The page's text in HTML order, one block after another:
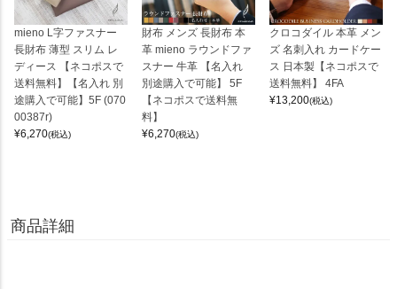
mieno L字ファスナー
長財布 薄型 スリム レ
ディース 【ネコポスで
送料無料】【名入れ 別
途購入で可能】5F (070
00387r)
¥6,270(税込)
財布 メンズ 長財布 本
革 mieno ラウンドファ
スナー 牛革 【名入れ
別途購入で可能】 5F
【ネコポスで送料無
料】
¥6,270(税込)
クロコダイル 本革 メン
ズ 名刺入れ カードケー
ス 日本製【ネコポスで
送料無料】 4FA
¥13,200(税込)
商品詳細